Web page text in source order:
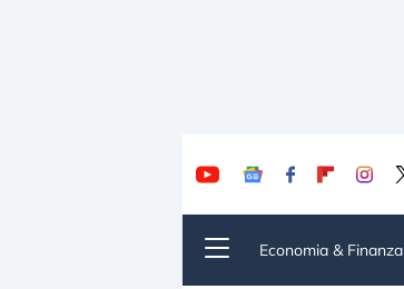
Economia & Finanza